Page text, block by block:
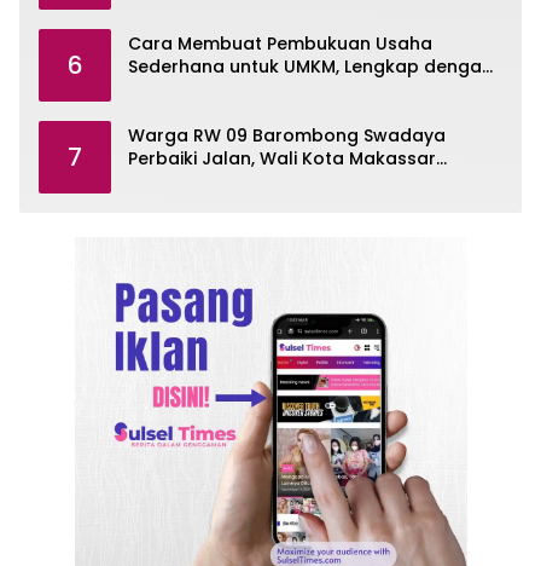
6
Cara Membuat Pembukuan Usaha
Sederhana untuk UMKM, Lengkap dengan
7
Warga RW 09 Barombong Swadaya
Perbaiki Jalan, Wali Kota Makassar